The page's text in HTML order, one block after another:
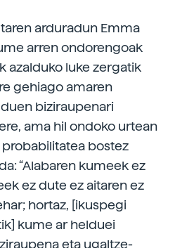
arduradun Emma
arren ondorengoak
azalduko luke zergatik
gehiago amaren
biziraupenari
ama hil ondoko urtean
bostez
“Alabaren kumeek ez
ez dute ez aitaren ez
hortaz, [ikuspegi
kume ar helduei
eta ugaltze-